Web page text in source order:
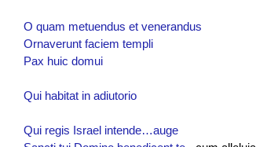
O quam metuendus et venerandus
Ornaverunt faciem templi
Pax huic domui
Qui habitat in adiutorio
Qui regis Israel intende…auge